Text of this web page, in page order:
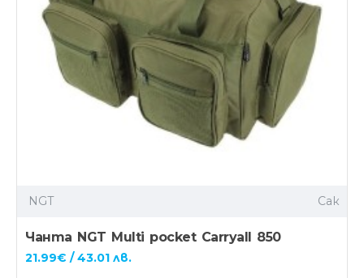
NGT Сак
Чанта NGT Multi pocket Carryall 850
21.99€ / 43.01 лв.